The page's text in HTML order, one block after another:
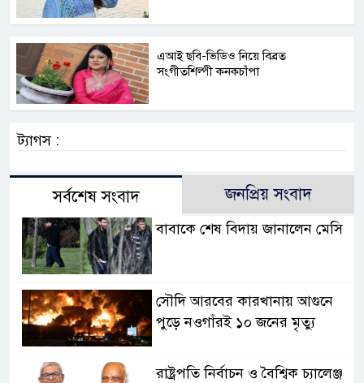
এআই ছবি-ভিডিও নিয়ে বিব্রত
সংগীতশিল্পী কনকচাঁপা
ট্যাগস :
সর্বশেষ সংবাদ জনপ্রিয় সংবাদ
বাবাকে শেষ বিদায় জানালেন মেসি
সৌদি আরবের কারখানায় আগুনে
পুড়ে নওগাঁরই ১০ জনের মৃত্যু
রাষ্ট্রপতি নির্বাচন ও বৈশ্বিক চ্যালেঞ্জ